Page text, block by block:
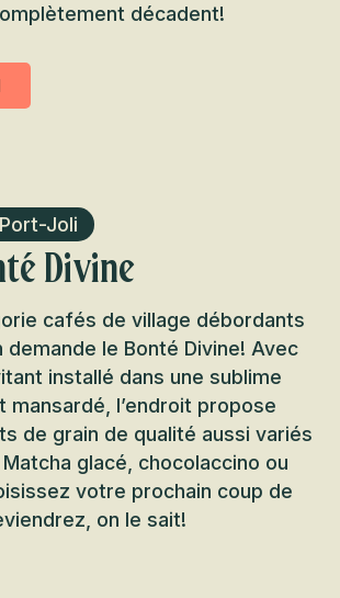
décadent!
Joli
Divine
cafés de village débordants
demande le Bonté Divine! Avec
installé dans une sublime
mansardé, l’endroit propose
de grain de qualité aussi variés
glacé, chocolaccino ou
votre prochain coup de
on le sait!